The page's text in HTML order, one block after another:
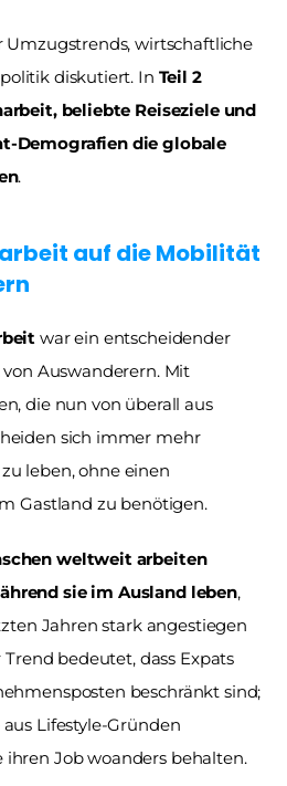
Umzugstrends, wirtschaftliche
diskutiert. In Teil 2
beliebte Reiseziele und
Demografien die globale
.
auf die Mobilität
war ein entscheidender
Auswanderern. Mit
die nun von überall aus
sich immer mehr
leben, ohne einen
Gastland zu benötigen.
weltweit arbeiten
sie im Ausland leben,
Jahren stark angestiegen
Trend bedeutet, dass Expats
beschränkt sind;
Lifestyle-Gründen
ihren Job woanders behalten.